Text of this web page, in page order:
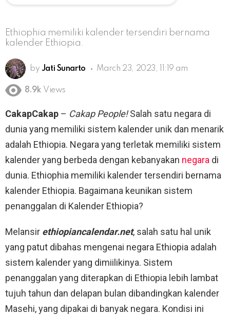
Ethiophia memiliki kalender tersendiri bernama
kalender Ethiopia.
by Jati Sunarto March 23, 2023, 11:19 am
8.9k Views
CakapCakap – Cakap People!Salah satu negara di
dunia yang memiliki sistem kalender unik dan menarik
adalah Ethiopia. Negara yang terletak memiliki sistem
kalender yang berbeda dengan kebanyakan negara di
dunia. Ethiophia memiliki kalender tersendiri bernama
kalender Ethiopia. Bagaimana keunikan sistem
penanggalan di Kalender Ethiopia?
Melansir ethiopiancalendar.net, salah satu hal unik
yang patut dibahas mengenai negara Ethiopia adalah
sistem kalender yang dimiilikinya. Sistem
penanggalan yang diterapkan di Ethiopia lebih lambat
tujuh tahun dan delapan bulan dibandingkan kalender
Masehi, yang dipakai di banyak negara. Kondisi ini